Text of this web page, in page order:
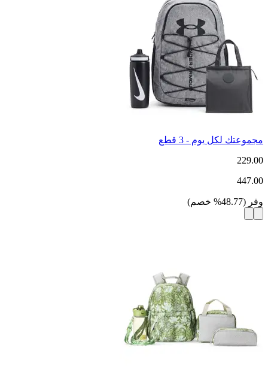
مجموعتك لكل يوم - 3 قطع
229.00
447.00
وفر (
48.77
% خصم)